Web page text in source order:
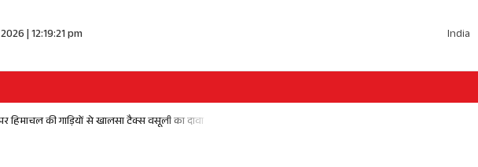
| 12:19:22 pm India
हिमाचल की गाड़ियों से खालसा टैक्स वसूली का दावा